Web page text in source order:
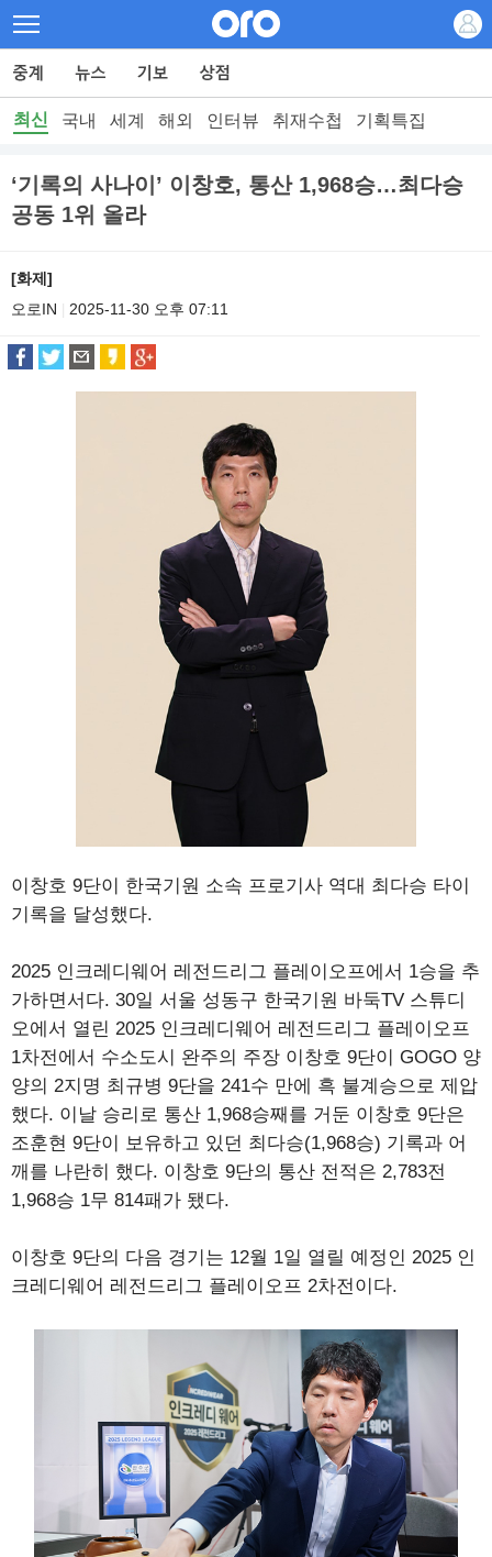
최신 국내 세계 해외 인터뷰 취재수첩 기획특집
‘기록의 사나이’ 이창호, 통산 1,968승…최다승
공동 1위 올라
[화제]
오로IN
2025-11-30 오후 07:11
이창호 9단이 한국기원 소속 프로기사 역대 최다승 타이
기록을 달성했다.
2025 인크레디웨어 레전드리그 플레이오프에서 1승을 추
가하면서다. 30일 서울 성동구 한국기원 바둑TV 스튜디
오에서 열린 2025 인크레디웨어 레전드리그 플레이오프
1차전에서 수소도시 완주의 주장 이창호 9단이 GOGO 양
양의 2지명 최규병 9단을 241수 만에 흑 불계승으로 제압
했다. 이날 승리로 통산 1,968승째를 거둔 이창호 9단은
조훈현 9단이 보유하고 있던 최다승(1,968승) 기록과 어
깨를 나란히 했다. 이창호 9단의 통산 전적은 2,783전
1,968승 1무 814패가 됐다.
이창호 9단의 다음 경기는 12월 1일 열릴 예정인 2025 인
크레디웨어 레전드리그 플레이오프 2차전이다.